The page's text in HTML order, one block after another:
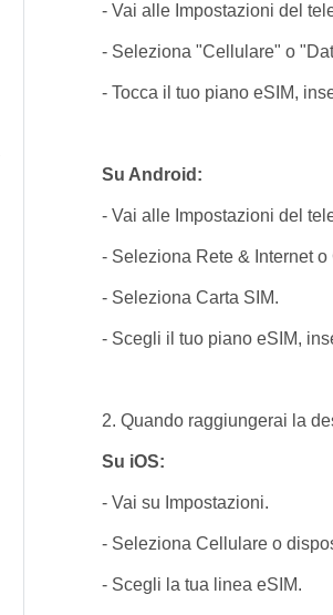
- Vai alle Impostazioni del
- Seleziona "Cellulare" o
- Tocca il tuo piano eSIM,
Su Android:
- Vai alle Impostazioni del
- Seleziona Rete & Internet
- Seleziona Carta SIM.
- Scegli il tuo piano eSIM,
2. Quando raggiungerai la
Su iOS:
- Vai su Impostazioni.
- Seleziona Cellulare o
- Scegli la tua linea eSIM.